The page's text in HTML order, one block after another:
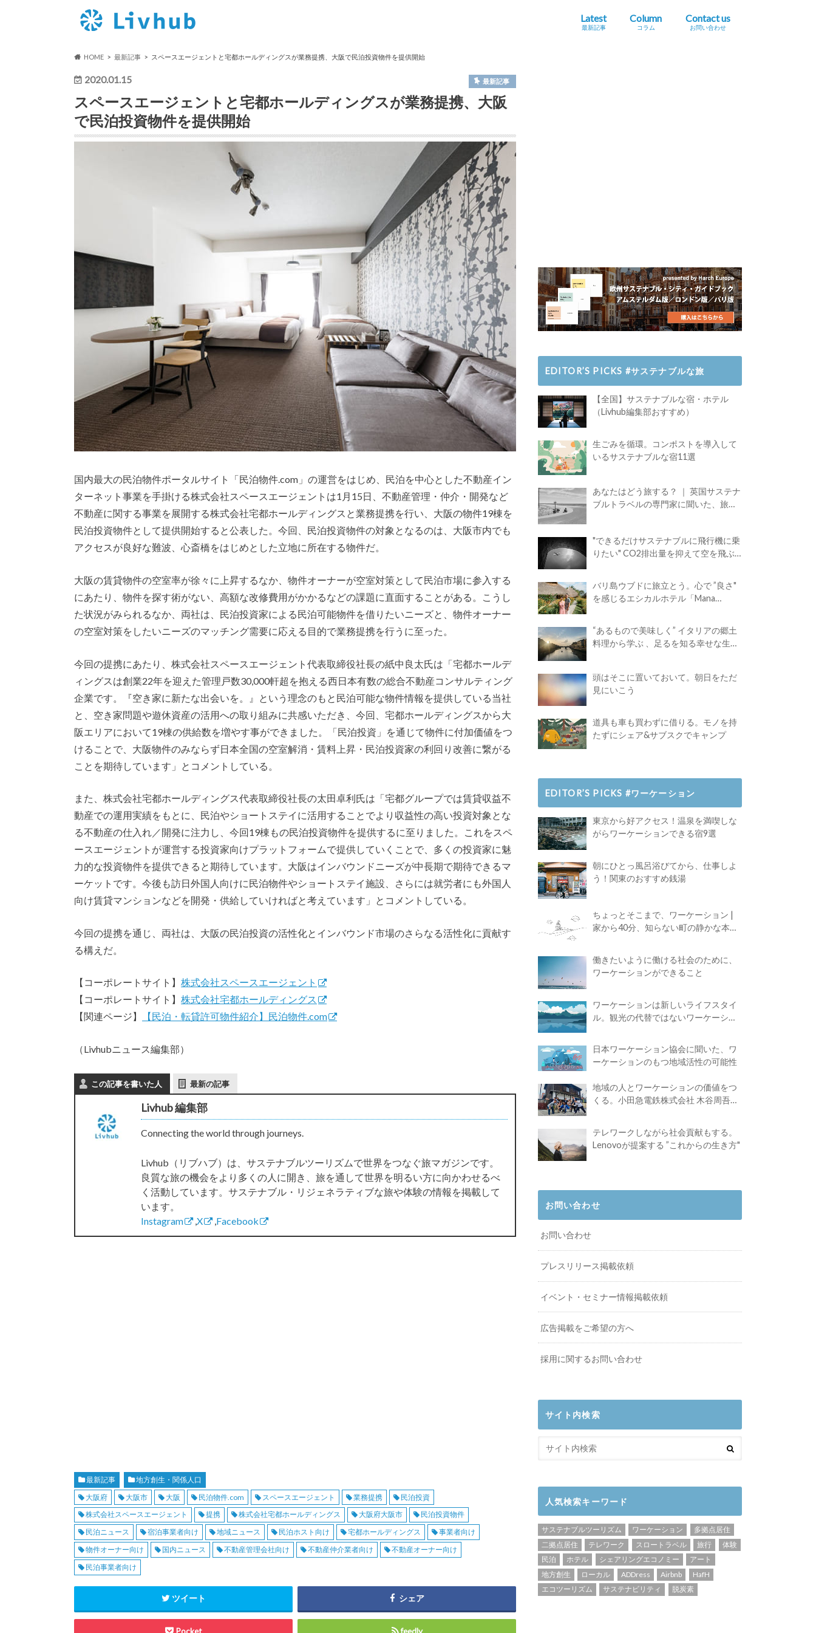
Latest
最新記事
Column
コラム
Contact us
お問い合わせ
HOME 最新記事 スペースエージェントと宅都ホールディングスが業務提携、大阪で民泊投資物件を提供開始
2020.01.15 最新記事
スペースエージェントと宅都ホールディングスが業務提携、大阪
で民泊投資物件を提供開始
国内最大の民泊物件ポータルサイト「民泊物件.com」の運営をはじめ、民泊を中心とした不動産イン
ターネット事業を手掛ける株式会社スペースエージェントは1月15日、不動産管理・仲介・開発など
不動産に関する事業を展開する株式会社宅都ホールディングスと業務提携を行い、大阪の物件19棟を
民泊投資物件として提供開始すると公表した。今回、民泊投資物件の対象となるのは、大阪市内でも
アクセスが良好な難波、心斎橋をはじめとした立地に所在する物件だ。
大阪の賃貸物件の空室率が徐々に上昇するなか、物件オーナーが空室対策として民泊市場に参入する
にあたり、物件を探す術がない、高額な改修費用がかかるなどの課題に直面することがある。こうし
た状況がみられるなか、両社は、民泊投資家による民泊可能物件を借りたいニーズと、物件オーナー
の空室対策をしたいニーズのマッチング需要に応える目的で業務提携を行うに至った。
今回の提携にあたり、株式会社スペースエージェント代表取締役社長の紙中良太氏は「宅都ホールデ
ィングスは創業22年を迎えた管理戸数30,000軒超を抱える西日本有数の総合不動産コンサルティング
企業です。『空き家に新たな出会いを。』という理念のもと民泊可能な物件情報を提供している当社
と、空き家問題や遊休資産の活用への取り組みに共感いただき、今回、宅都ホールディングスから大
阪エリアにおいて19棟の供給数を増やす事ができました。「民泊投資」を通じて物件に付加価値をつ
けることで、大阪物件のみならず日本全国の空室解消・賃料上昇・民泊投資家の利回り改善に繋がる
ことを期待しています」とコメントしている。
また、株式会社宅都ホールディングス代表取締役社長の太田卓利氏は「宅都グループでは賃貸収益不
動産での運用実績をもとに、民泊やショートステイに活用することでより収益性の高い投資対象とな
る不動産の仕入れ／開発に注力し、今回19棟もの民泊投資物件を提供するに至りました。これをスペ
ースエージェントが運営する投資家向けプラットフォームで提供していくことで、多くの投資家に魅
力的な投資物件を提供できると期待しています。大阪はインバウンドニーズが中長期で期待できるマ
ーケットです。今後も訪日外国人向けに民泊物件やショートステイ施設、さらには就労者にも外国人
向け賃貸マンションなどを開発・供給していければと考えています」とコメントしている。
今回の提携を通じ、両社は、大阪の民泊投資の活性化とインバウンド市場のさらなる活性化に貢献す
る構えだ。
【コーポレートサイト】 株式会社スペースエージェント
【コーポレートサイト】 株式会社宅都ホールディングス
【関連ページ】
【民泊・転貸許可物件紹介】民泊物件.com
（Livhubニュース編集部）
この記事を書いた人 最新の記事
Livhub 編集部
Connecting the world through journeys.
Livhub（リブハブ）は、サステナブルツーリズムで世界をつなぐ旅マガジンです。
良質な旅の機会をより多くの人に開き、旅を通して世界を明るい方に向かわせるべ
く活動しています。サステナブル・リジェネラティブな旅や体験の情報を掲載して
います。
Instagram
,X ,Facebook
最新記事
地方創生・関係人口
大阪府
大阪市 大阪 民泊物件.com スペースエージェント 業務提携
民泊投資
株式会社スペースエージェント
提携 株式会社宅都ホールディングス 大阪府大阪市
民泊投資物件
民泊ニュース
宿泊事業者向け 地域ニュース 民泊ホスト向け 宅都ホールディングス
事業者向け
物件オーナー向け
国内ニュース 不動産管理会社向け 不動産仲介業者向け
不動産オーナー向け
民泊事業者向け
ツイート シェア
EDITOR’S PICKS #サステナブルな旅
【全国】サステナブルな宿・ホテル
（Livhub編集部おすすめ）
生ごみを循環。コンポストを導入して
いるサステナブルな宿11選
あなたはどう旅する？ ｜ 英国サステナ
ブルトラベルの専門家に聞いた、旅の
"できるだけサステナブルに飛行機に乗
りたい" CO2排出量を抑えて空を飛ぶ
バリ島ウブドに旅立とう。心で ”良さ"
を感じるエシカルホテル「Mana
“あるもので美味しく” イタリアの郷土
料理から学ぶ 、足るを知る幸せな生き
頭はそこに置いておいて。朝日をただ
見にいこう
道具も車も買わずに借りる。モノを持
たずにシェア&サブスクでキャンプ
EDITOR’S PICKS #ワーケーション
東京から好アクセス！温泉を満喫しな
がらワーケーションできる宿9選
朝にひとっ風呂浴びてから、仕事しよ
う！関東のおすすめ銭湯
ちょっとそこまで、ワーケーション |
家から40分、知らない町の静かな本屋
働きたいように働ける社会のために、
ワーケーションができること
ワーケーションは新しいライフスタイ
ル。観光の代替ではないワーケーショ
日本ワーケーション協会に聞いた、ワ
ーケーションのもつ地域活性の可能性
地域の人とワーケーションの価値をつ
くる。小田急電鉄株式会社 木谷周吾さ
テレワークしながら社会貢献もする。
Lenovoが提案する ”これからの生き方"
お問い合わせ
お問い合わせ
プレスリリース掲載依頼
イベント・セミナー情報掲載依頼
広告掲載をご希望の方へ
採用に関するお問い合わせ
サイト内検索
人気検索キーワード
サステナブルツーリズム ワーケーション
多拠点居住
二拠点居住
テレワーク スロートラベル 旅行
体験
民泊
ホテル シェアリングエコノミー
アート
地方創生
ローカル ADDress Airbnb
HafH
エコツーリズム
サステナビリティ 脱炭素